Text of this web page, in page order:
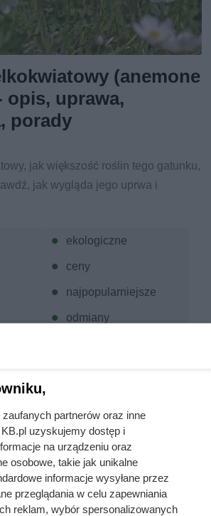
(anemone
opis, uprawa,
porady
jak większość roślin tego gatunku,
jak wygląda jego uprwa i
ekologiczne
ceny
najpopularniejsze
odmiany
wysiew
sianie
sposoby leczenia
nawozy
partnerów oraz inne
uzyskujemy dostęp i
na urządzeniu oraz
osobowe, takie jak unikalne
informacje wysyłane przez
przeglądania w celu zapewniania
reklam, wybór spersonalizowanych